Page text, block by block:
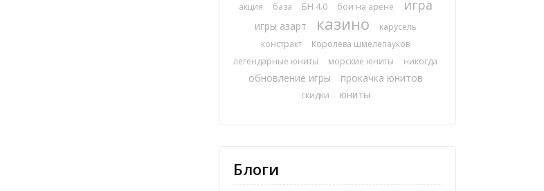
акция
база БН 4.0 бои на арене игра
игры азарт казино
карусель
констракт
Королева шмелепауков
легендарные юниты
морские юниты никогда
обновление игры прокачка юнитов
скидки юниты
Блоги